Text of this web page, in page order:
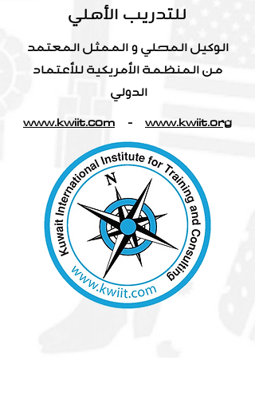
للتدريب الأهلي
الوكيل المحلي و الممثل المعتمد
من المنظمة الأمريكية للأعتماد
الدولي
www.kwiit.com - www.kwiit.org